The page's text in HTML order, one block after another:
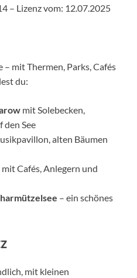
– Lizenz vom: 12.07.2025
mit Thermen, Parks, Cafés
du:
mit Solebecken,
den See
alten Bäumen
mit Cafés, Anlegern und
– ein schönes
mit kleinen